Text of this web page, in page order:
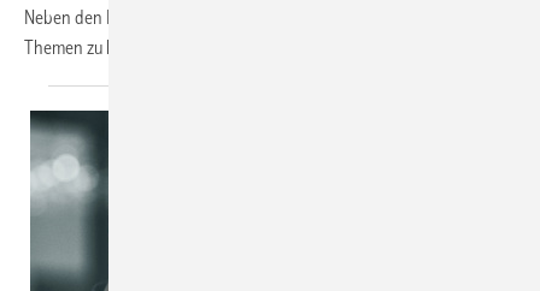
Neben den Funktionen der Software werden auch fachspezifische
Themen zu bestimmten